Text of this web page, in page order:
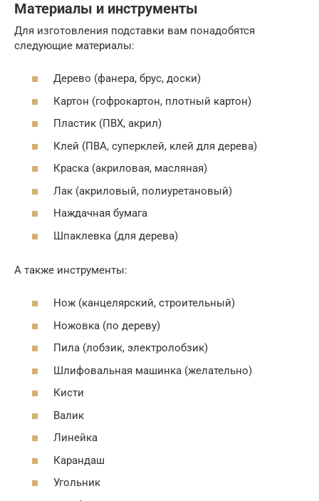
Материалы и инструменты
Для изготовления подставки вам понадобятся
следующие материалы:
Дерево (фанера, брус, доски)
Картон (гофрокартон, плотный картон)
Пластик (ПВХ, акрил)
Клей (ПВА, суперклей, клей для дерева)
Краска (акриловая, масляная)
Лак (акриловый, полиуретановый)
Наждачная бумага
Шпаклевка (для дерева)
А также инструменты:
Нож (канцелярский, строительный)
Ножовка (по дереву)
Пила (лобзик, электролобзик)
Шлифовальная машинка (желательно)
Кисти
Валик
Линейка
Карандаш
Угольник